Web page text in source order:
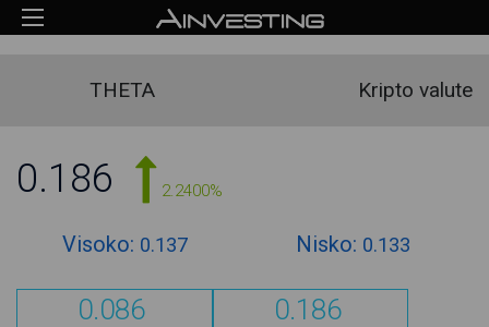
THETA Kripto valute
0.186 2.2400%
Visoko: 0.137 Nisko: 0.133
0.086 0.186